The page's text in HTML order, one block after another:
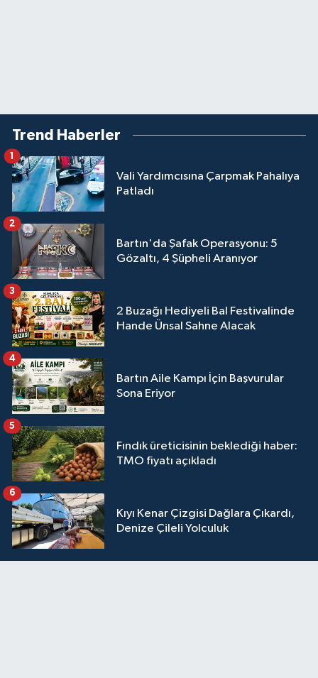
Trend Haberler
Vali Yardımcısına Çarpmak Pahalıya
Patladı
1
Bartın'da Şafak Operasyonu: 5
Gözaltı, 4 Şüpheli Aranıyor
2
2 Buzağı Hediyeli Bal Festivalinde
Hande Ünsal Sahne Alacak
3
Bartın Aile Kampı İçin Başvurular
Sona Eriyor
4
Fındık üreticisinin beklediği haber:
TMO fiyatı açıkladı
5
Kıyı Kenar Çizgisi Dağlara Çıkardı,
Denize Çileli Yolculuk
6